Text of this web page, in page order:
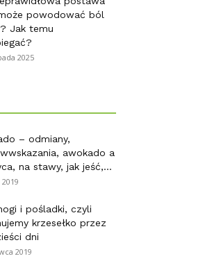
powodować ból
Jak temu
2025
– odmiany,
awokado a
na stawy, jak jeść,...
i pośladki, czyli
krzesełko przez
dni
2019